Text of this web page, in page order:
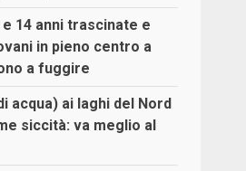
14 anni trascinate e
in pieno centro a
a fuggire
acqua) ai laghi del Nord
siccità: va meglio al